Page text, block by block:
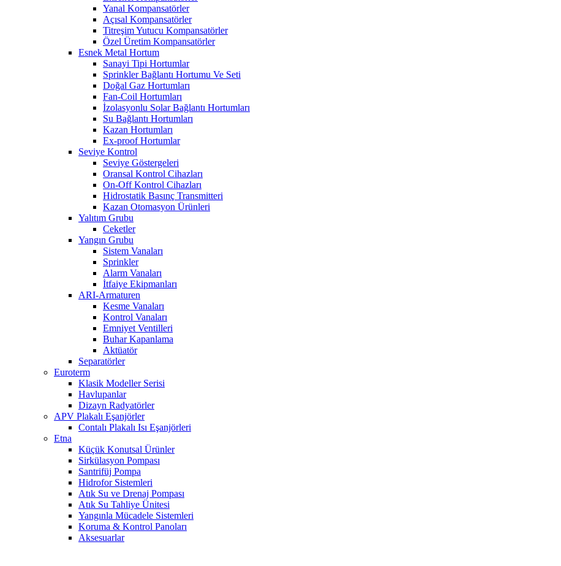
Yanal Kompansatörler
Açısal Kompansatörler
Titreşim Yutucu Kompansatörler
Özel Üretim Kompansatörler
Esnek Metal Hortum
Sanayi Tipi Hortumlar
Sprinkler Bağlantı Hortumu Ve Seti
Doğal Gaz Hortumları
Fan-Coil Hortumları
İzolasyonlu Solar Bağlantı Hortumları
Su Bağlantı Hortumları
Kazan Hortumları
Ex-proof Hortumlar
Seviye Kontrol
Seviye Göstergeleri
Oransal Kontrol Cihazları
On-Off Kontrol Cihazları
Hidrostatik Basınç Transmitteri
Kazan Otomasyon Ürünleri
Yalıtım Grubu
Ceketler
Yangın Grubu
Sistem Vanaları
Sprinkler
Alarm Vanaları
İtfaiye Ekipmanları
ARI-Armaturen
Kesme Vanaları
Kontrol Vanaları
Emniyet Ventilleri
Buhar Kapanlama
Aktüatör
Separatörler
Euroterm
Klasik Modeller Serisi
Havlupanlar
Dizayn Radyatörler
APV Plakalı Eşanjörler
Contalı Plakalı Isı Eşanjörleri
Etna
Küçük Konutsal Ürünler
Sirkülasyon Pompası
Santrifüj Pompa
Hidrofor Sistemleri
Atık Su ve Drenaj Pompası
Atık Su Tahliye Ünitesi
Yangınla Mücadele Sistemleri
Koruma & Kontrol Panoları
Aksesuarlar